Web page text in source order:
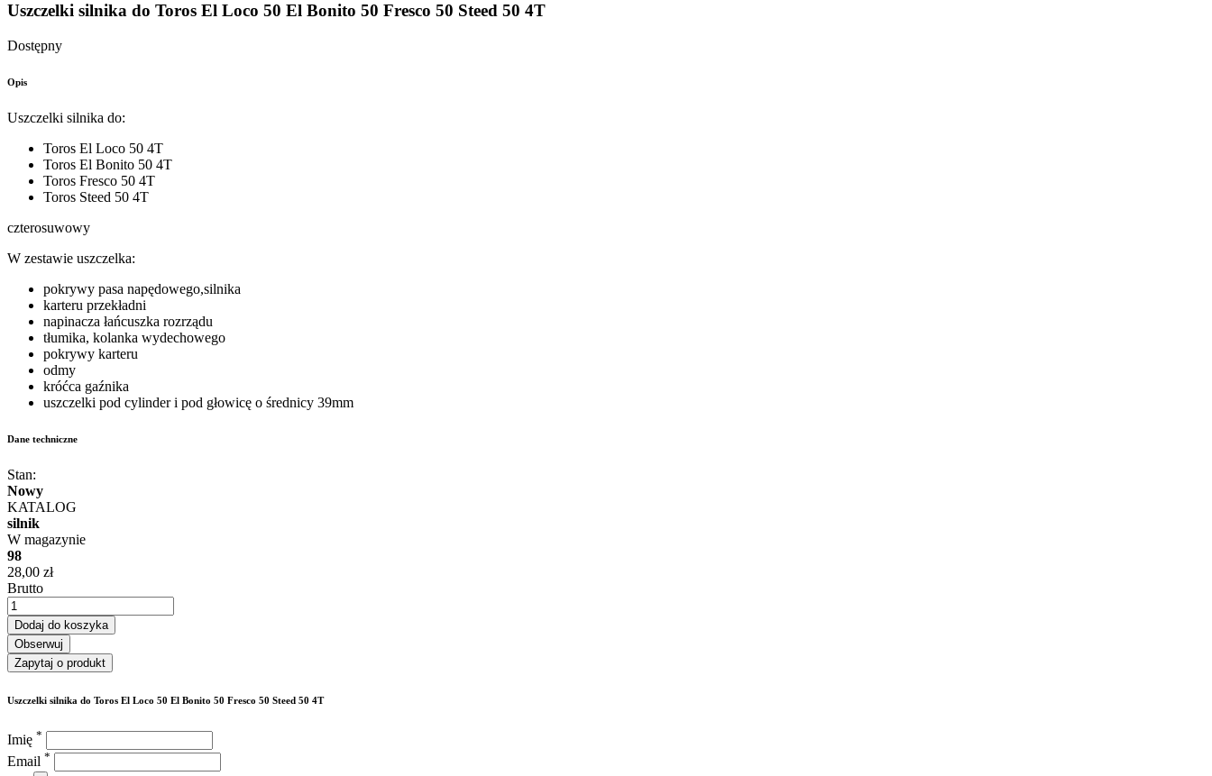
Uszczelki silnika do Toros El Loco 50 El Bonito 50 Fresco 50 Steed 50 4T
Dostępny
Opis
Uszczelki silnika do:
Toros El Loco 50 4T
Toros El Bonito 50 4T
Toros Fresco 50 4T
Toros Steed 50 4T
czterosuwowy
W zestawie uszczelka:
pokrywy pasa napędowego,silnika
karteru przekładni
napinacza łańcuszka rozrządu
tłumika, kolanka wydechowego
pokrywy karteru
odmy
króćca gaźnika
uszczelki pod cylinder i pod głowicę o średnicy 39mm
Dane techniczne
Stan:
Nowy
KATALOG
silnik
W magazynie
98
28,00 zł
Brutto
Dodaj do koszyka
Obserwuj
Zapytaj o produkt
Uszczelki silnika do Toros El Loco 50 El Bonito 50 Fresco 50 Steed 50 4T
Imię *
Email *